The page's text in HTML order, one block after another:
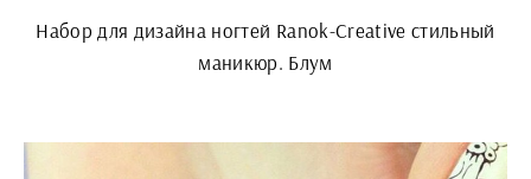
Набор для дизайна ногтей Ranok-Creative стильный
маникюр. Блум